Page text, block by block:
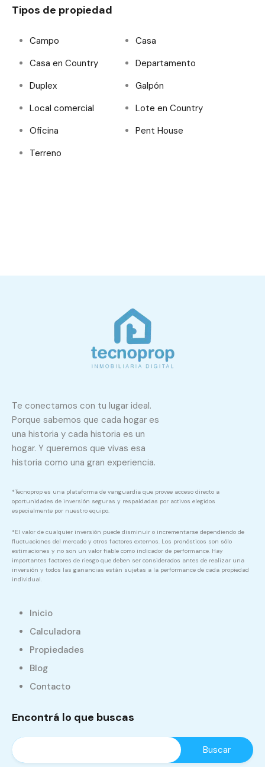
Tipos de propiedad
Campo
Casa
Casa en Country
Departamento
Duplex
Galpón
Local comercial
Lote en Country
Oficina
Pent House
Terreno
Te conectamos con tu lugar ideal.
Porque sabemos que cada hogar es
una historia y cada historia es un
hogar. Y queremos que vivas esa
historia como una gran experiencia.
*Tecnoprop es una plataforma de vanguardia que provee acceso directo a
oportunidades de inversión seguras y respaldadas por activos elegidos
especialmente por nuestro equipo.
*El valor de cualquier inversión puede disminuir o incrementarse dependiendo de
fluctuaciones del mercado y otros factores externos. Los pronósticos son sólo
estimaciones y no son un valor fiable como indicador de performance. Hay
importantes factores de riesgo que deben ser considerados antes de realizar una
inversión y todos las ganancias están sujetas a la performance de cada propiedad
individual.
Inicio
Calculadora
Propiedades
Blog
Contacto
Encontrá lo que buscas